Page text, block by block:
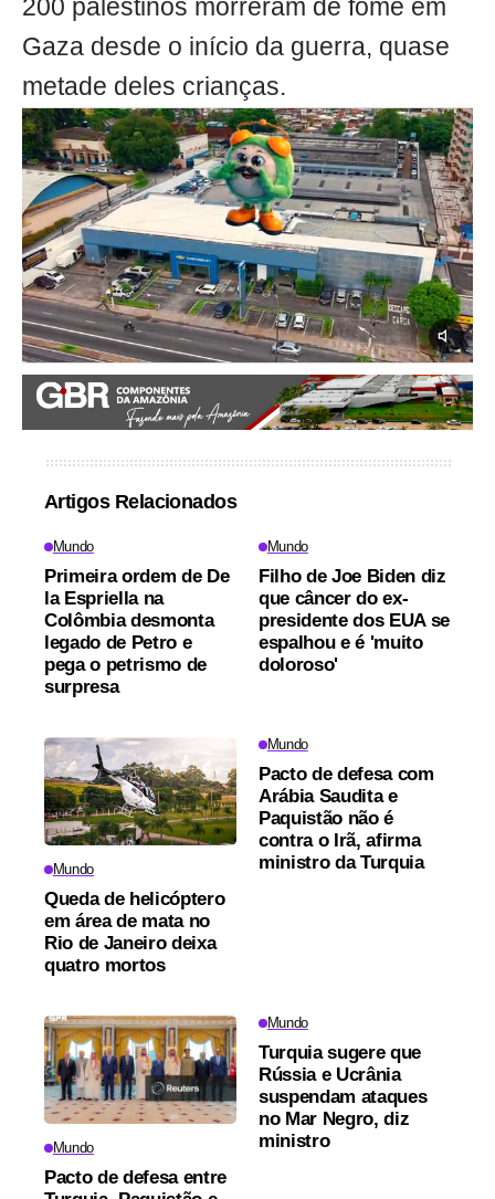
200 palestinos morreram de fome em
Gaza desde o início da guerra, quase
metade deles crianças.
Artigos Relacionados
Mundo
Primeira ordem de De
la Espriella na
Colômbia desmonta
legado de Petro e
pega o petrismo de
surpresa
Mundo
Filho de Joe Biden diz
que câncer do ex-
presidente dos EUA se
espalhou e é 'muito
doloroso'
Mundo
Queda de helicóptero
em área de mata no
Rio de Janeiro deixa
quatro mortos
Mundo
Pacto de defesa com
Arábia Saudita e
Paquistão não é
contra o Irã, afirma
ministro da Turquia
Mundo
Pacto de defesa entre
Mundo
Turquia sugere que
Rússia e Ucrânia
suspendam ataques
no Mar Negro, diz
ministro